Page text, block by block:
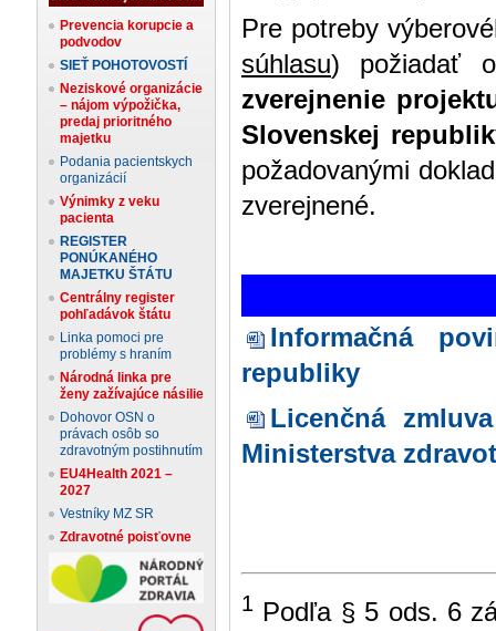
Prevencia korupcie a
podvodov
SIEŤ POHOTOVOSTÍ
Neziskové organizácie
– nájom výpožička,
predaj prioritného
majetku
Podania pacientskych
organizácií
Výnimky z veku
pacienta
REGISTER
PONÚKANÉHO
MAJETKU ŠTÁTU
Centrálny register
pohľadávok štátu
Linka pomoci pre
problémy s hraním
Národná linka pre
ženy zažívajúce násilie
Dohovor OSN o
právach osôb so
zdravotným postihnutím
EU4Health 2021 –
2027
Vestníky MZ SR
Zdravotné poisťovne
Pre potreby
súhlasu) požiadať
zverejnenie
Slovenskej
požadovanými
zverejnené.
Informačná
republiky
Licenčná
Ministerstva
1 Podľa § 5 ods. 6